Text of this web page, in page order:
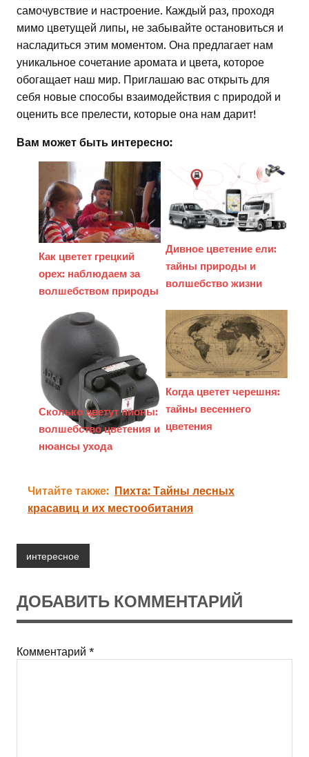
самочувствие и настроение. Каждый раз, проходя
мимо цветущей липы, не забывайте остановиться и
насладиться этим моментом. Она предлагает нам
уникальное сочетание аромата и цвета, которое
обогащает наш мир. Приглашаю вас открыть для
себя новые способы взаимодействия с природой и
оценить все прелести, которые она нам дарит!
Вам может быть интересно:
Как цветет грецкий
орех: наблюдаем за
волшебством природы
Дивное цветение ели:
тайны природы и
волшебство жизни
Сколько цветут пионы:
волшебство цветения и
нюансы ухода
Когда цветет черешня:
тайны весеннего
цветения
Читайте также: Пихта: Тайны лесных
красавиц и их местообитания
интересное
ДОБАВИТЬ КОММЕНТАРИЙ
Комментарий *